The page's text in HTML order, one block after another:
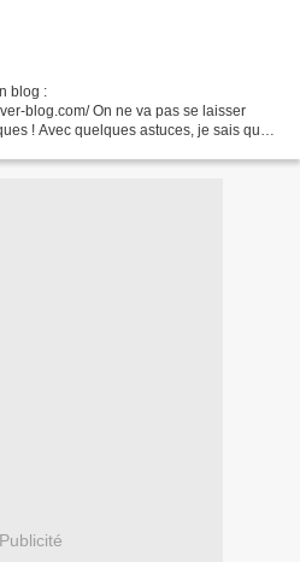
blog :
blog.com/ On ne va pas se laisser
! Avec quelques astuces, je sais que
Publicité